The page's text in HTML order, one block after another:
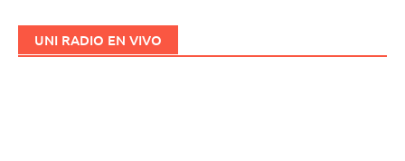
UNI RADIO EN VIVO